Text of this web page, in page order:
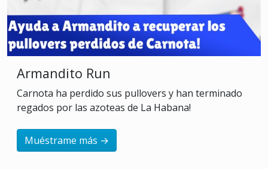
Armandito Run
Carnota ha perdido sus pullovers y han terminado
regados por las azoteas de La Habana!
Muéstrame más →